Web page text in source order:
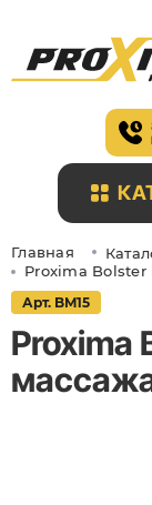
Главная
Proxima Bolster
Арт. BM15
Proxima